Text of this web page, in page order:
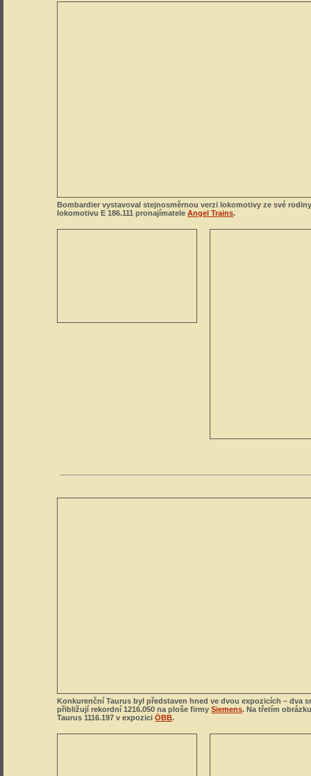
Bombardier vystavoval stejnosměrnou verzi lokomotivy ze své
lokomotivu E 186.111 pronajímateleAngel Trains.
Konkurenční Taurus byl představen hned ve dvou expozicích – dva
přibližují rekordní 1216.050 na ploše firmySiemens. Na třetím
Taurus 1116.197 v expoziciÖBB.